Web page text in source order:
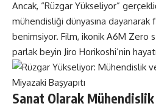
Ancak, “Rüzgar Yükseliyor”
mühendisliği dünyasına dayanarak
benimsiyor. Film, ikonik A6M Zero
parlak beyin Jiro Horikoshi’nin
Sanat Olarak Mühendislik